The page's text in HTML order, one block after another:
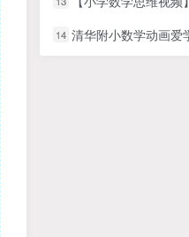
14 清华附小数学动画爱学堂：人教版数学动